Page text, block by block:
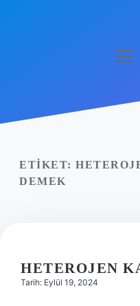
Yasal Uyarı
ETIKET:
DEMEK
HETEROJEN
Tarih: Eylül 19, 2024